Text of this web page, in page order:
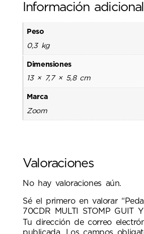
Información adicional
Peso
0,3 kg
Dimensiones
13 × 7,7 × 5,8 cm
Marca
Zoom
Valoraciones
No hay valoraciones aún.
Sé el primero en valorar
70CDR MULTI STOMP GUIT
Tu dirección de correo
publicada.
Los campos